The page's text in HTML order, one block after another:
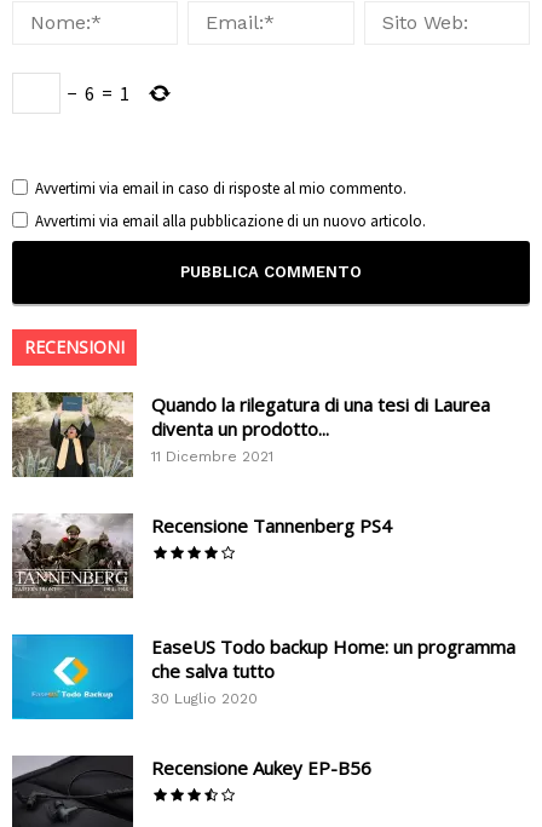
− 6 = 1
Avvertimi via email in caso di risposte al mio commento.
Avvertimi via email alla pubblicazione di un nuovo articolo.
RECENSIONI
Quando la rilegatura di una tesi di Laurea
diventa un prodotto...
11 Dicembre 2021
Recensione Tannenberg PS4
EaseUS Todo backup Home: un programma
che salva tutto
30 Luglio 2020
Recensione Aukey EP-B56